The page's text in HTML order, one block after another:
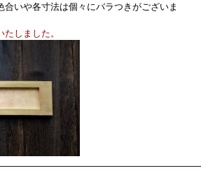
いや各寸法は個々にバラつきがございま
しました。